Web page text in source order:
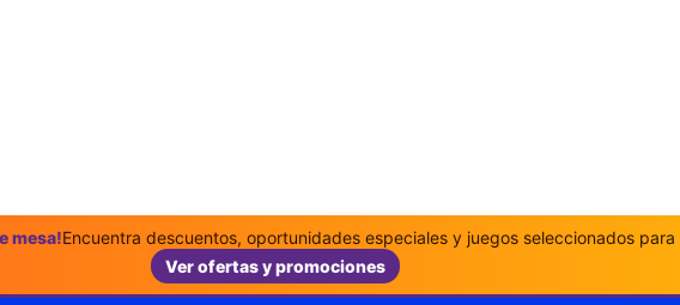
mesa!Encuentra descuentos, oportunidades especiales y juegos seleccionados
Ver ofertas y promociones